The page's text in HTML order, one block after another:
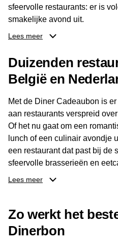
sfeervolle restaurants: er is
smakelijke avond uit.
ontvanger eenvoudig een
smaak en gelegenheid. Zo
alleen een diner, maar ook
Lees meer
Duizenden
België en
Met de Diner Cadeaubon is
aan restaurants verspreid
Of het nu gaat om een
lunch of een culinair avondje
een restaurant dat past bij de
sfeervolle brasserieën en
en gastronomische locaties:
buurt, bijvoorbeeld in Brussel,
De ontvanger kiest zelf waar
van deze culinaire ervaring.
Lees meer
Zo werkt het
Dinerbon